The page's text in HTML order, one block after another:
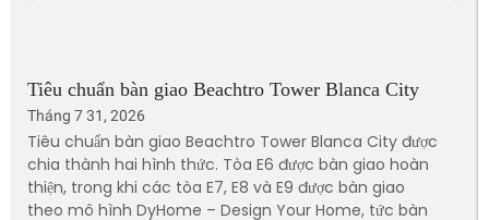
Tiêu chuẩn bàn giao Beachtro Tower Blanca City
Tháng 7 31, 2026
Tiêu chuẩn bàn giao Beachtro Tower Blanca City được
chia thành hai hình thức. Tòa E6 được bàn giao hoàn
thiện, trong khi các tòa E7, E8 và E9 được bàn giao
theo mô hình DyHome – Design Your Home, tức bàn